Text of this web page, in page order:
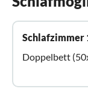
Schlafzimmer
Doppelbett